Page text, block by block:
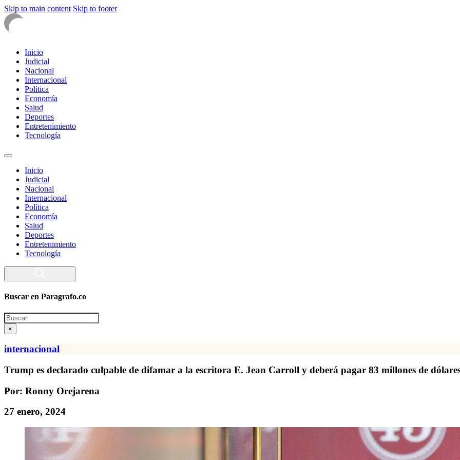
Skip to main content Skip to footer
Inicio
Judicial
Nacional
Internacional
Política
Economía
Salud
Deportes
Entretenimiento
Tecnología
Inicio
Judicial
Nacional
Internacional
Política
Economía
Salud
Deportes
Entretenimiento
Tecnología
Buscar en Paragrafo.co
Search
×
internacional
Trump es declarado culpable de difamar a la escritora E. Jean Carroll y deberá pagar 83 millones de
Por: Ronny Orejarena
27 enero, 2024